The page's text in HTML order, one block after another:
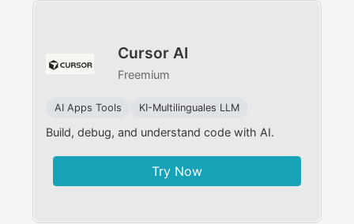
Cursor AI
Freemium
AI Apps Tools KI-Multilinguales LLM
Build, debug, and understand code with AI.
Try Now